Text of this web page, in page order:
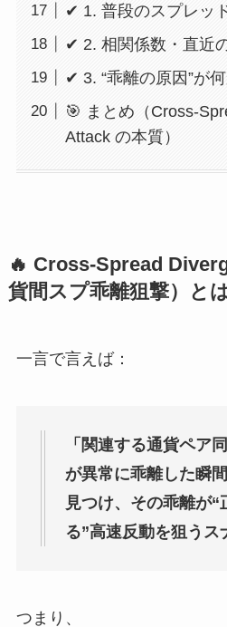
✔ 1. 普段のスプレッ
✔ 2. 相関係数・直近
✔ 3. “乖離の原因”が
🎯 まとめ（Cross-
Attack の本質）
🔥 Cross-Spread
貨間スプ乖離狙撃）と
一言で言えば：
「関連する通貨ペア
が異常に乖離した瞬
見つけ、その乖離が“
る”高速反動を狙うス
つまり、